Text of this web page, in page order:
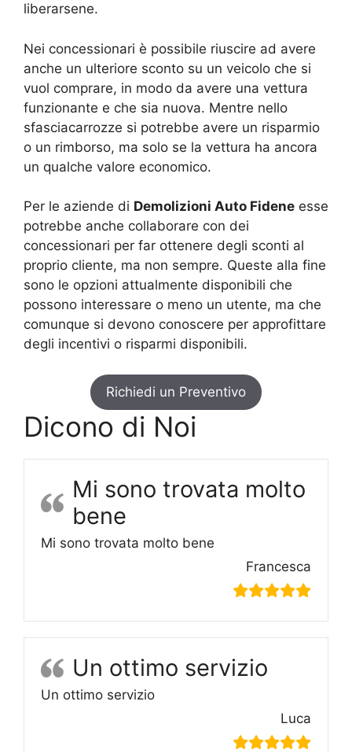
liberarsene.
Nei concessionari è possibile riuscire ad avere
anche un ulteriore sconto su un veicolo che si
vuol comprare, in modo da avere una vettura
funzionante e che sia nuova. Mentre nello
sfasciacarrozze si potrebbe avere un risparmio
o un rimborso, ma solo se la vettura ha ancora
un qualche valore economico.
Per le aziende di Demolizioni Auto Fidene esse
potrebbe anche collaborare con dei
concessionari per far ottenere degli sconti al
proprio cliente, ma non sempre. Queste alla fine
sono le opzioni attualmente disponibili che
possono interessare o meno un utente, ma che
comunque si devono conoscere per approfittare
degli incentivi o risparmi disponibili.
Richiedi un Preventivo
Dicono di Noi
Mi sono trovata molto
bene
Mi sono trovata molto bene
Francesca
Un ottimo servizio
Un ottimo servizio
Luca